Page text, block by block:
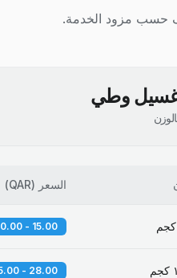
حسب مزود الخدمة.
وطي
السعر (
QAR
)
15.00 - 20.00 QR
28.00 - 35.00 QR